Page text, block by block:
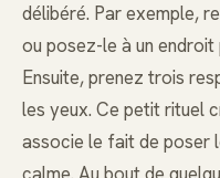
délibéré. Par exemple,
ou posez-le à un
Ensuite, prenez trois
les yeux. Ce petit rituel
associe le fait de poser